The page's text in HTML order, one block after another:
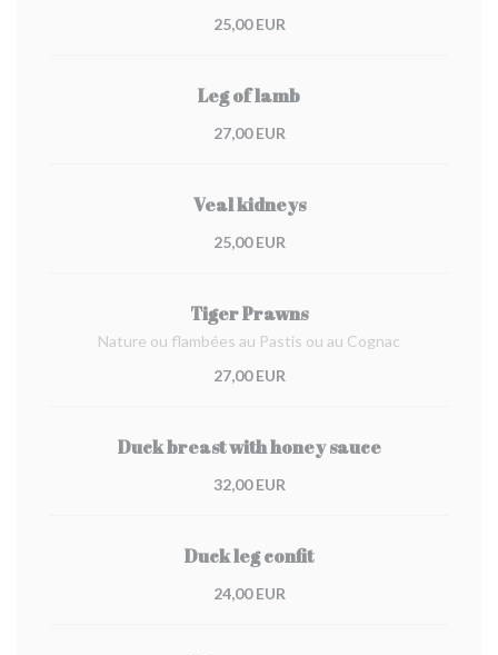
25,00 EUR
Leg of lamb
27,00 EUR
Veal kidneys
25,00 EUR
Tiger Prawns
Nature ou flambées au Pastis ou au Cognac
27,00 EUR
Duck breast with honey sauce
32,00 EUR
Duck leg confit
24,00 EUR